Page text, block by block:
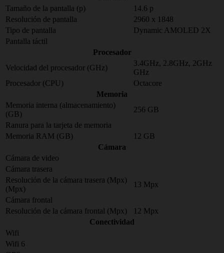
Tamaño de la pantalla (p)
14.6 p
Resolución de pantalla
2960 x 1848
Tipo de pantalla
Dynamic AMOLED 2X
Pantalla táctil
Procesador
Velocidad del procesador (GHz)
3.4GHz, 2.8GHz, 2GHz
GHz
Procesador (CPU)
Octacore
Memoria
Memoria interna (almacenamiento)
(GB)
256 GB
Ranura para la tarjeta de memoria
Memoria RAM (GB)
12 GB
Cámara
Cámara de video
Cámara trasera
Resolución de la cámara trasera (Mpx)
(Mpx)
13 Mpx
Cámara frontal
Resolución de la cámara frontal (Mpx)
12 Mpx
Conectividad
Wifi
Wifi 6